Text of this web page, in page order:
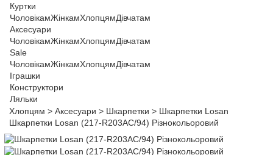
Куртки
ЧоловікамЖінкамХлопцямДівчатам
Аксесуари
ЧоловікамЖінкамХлопцямДівчатам
Sale
ЧоловікамЖінкамХлопцямДівчатам
Іграшки
Конструктори
Ляльки
Хлопцям > Аксесуари > Шкарпетки > Шкарпетки Losan
Шкарпетки Losan (217-R203AC/94) Різнокольоровий